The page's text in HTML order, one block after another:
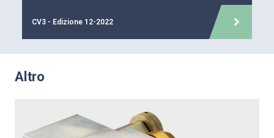
CV3 - Edizione 12-2022
Altro